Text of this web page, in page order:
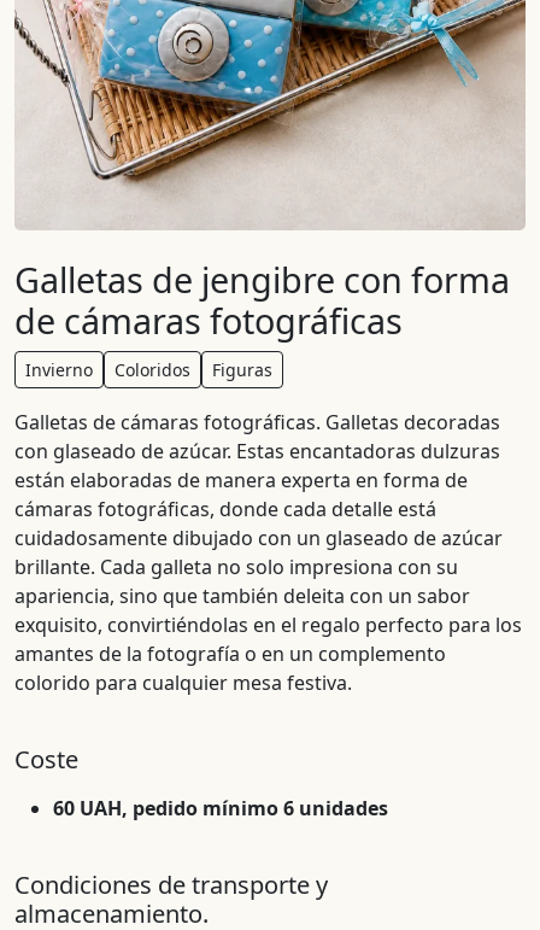
Galletas de jengibre con forma
de cámaras fotográficas
Invierno Coloridos Figuras
Galletas de cámaras fotográficas. Galletas decoradas
con glaseado de azúcar. Estas encantadoras dulzuras
están elaboradas de manera experta en forma de
cámaras fotográficas, donde cada detalle está
cuidadosamente dibujado con un glaseado de azúcar
brillante. Cada galleta no solo impresiona con su
apariencia, sino que también deleita con un sabor
exquisito, convirtiéndolas en el regalo perfecto para los
amantes de la fotografía o en un complemento
colorido para cualquier mesa festiva.
Coste
60 UAH, pedido mínimo 6 unidades
Condiciones de transporte y
almacenamiento.